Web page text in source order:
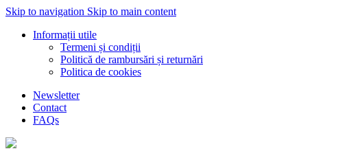
Skip to navigation Skip to main content
Informații utile
Termeni și condiții
Politică de rambursări și returnări
Politica de cookies
Newsletter
Contact
FAQs